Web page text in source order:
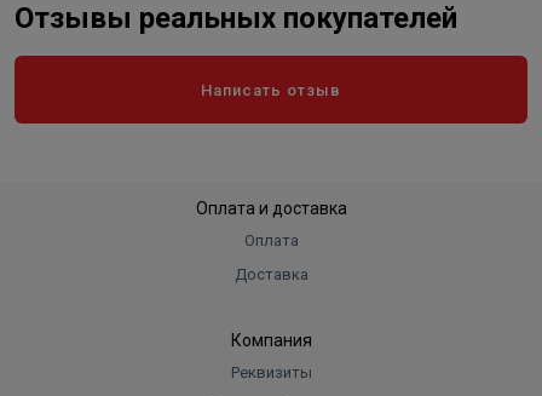
Отзывы реальных покупателей
Написать отзыв
Оплата и доставка
Оплата
Доставка
Компания
Реквизиты